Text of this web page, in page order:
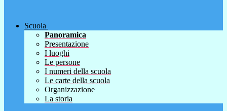
Scuola
Panoramica
Presentazione
I luoghi
Le persone
I numeri della scuola
Le carte della scuola
Organizzazione
La storia